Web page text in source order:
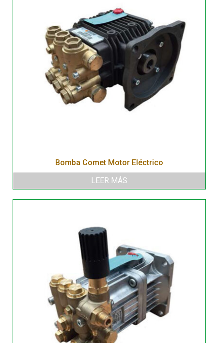
Bomba Comet Motor Eléctrico
LEER MÁS